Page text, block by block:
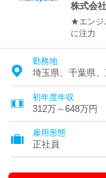
株式会
★エンジ
に注力
勤務地
埼玉県、千葉県
初年度年収
312万～648万円
雇用形態
正社員